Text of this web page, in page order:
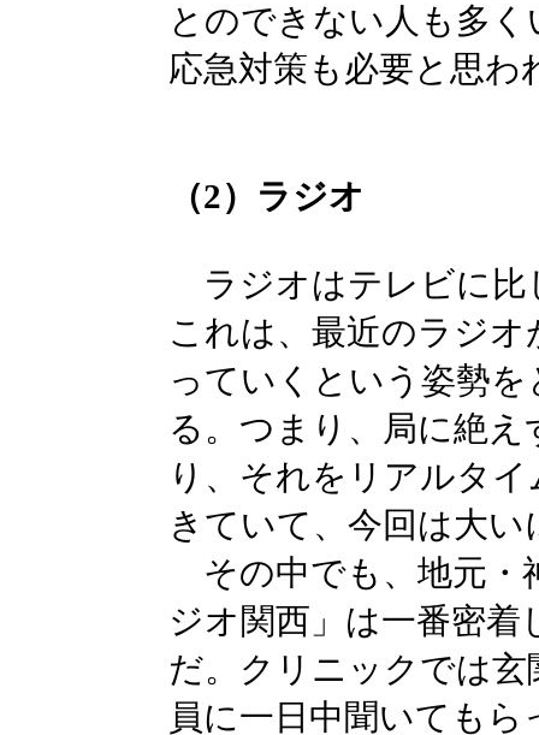
とのできない人も多
応急対策も必要と思わ
（2）ラジオ
ラジオはテレビに比
これは、最近のラジ
っていくという姿勢
る。つまり、局に絶
り、それをリアルタ
きていて、今回は大
その中でも、地元・
ジオ関西」は一番密
だ。クリニックでは
員に一日中聞いても